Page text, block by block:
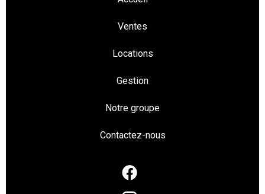
Ventes
Locations
Gestion
Notre groupe
Contactez-nous